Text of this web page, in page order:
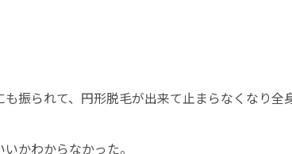
振られて、円形脱毛が出来て止まらなくなり全
かわからなかった。